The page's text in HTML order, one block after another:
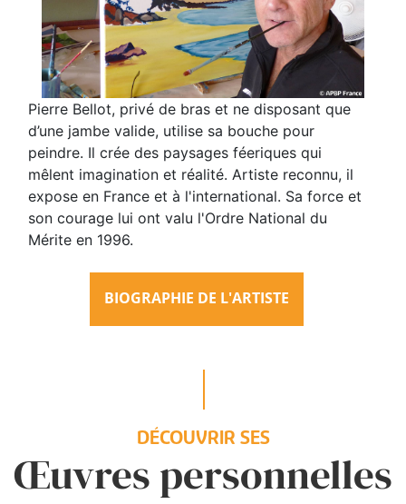
Pierre Bellot, privé de bras et ne disposant que
d’une jambe valide, utilise sa bouche pour
peindre. Il crée des paysages féeriques qui
mêlent imagination et réalité. Artiste reconnu, il
expose en France et à l'international. Sa force et
son courage lui ont valu l'Ordre National du
Mérite en 1996.
BIOGRAPHIE DE L'ARTISTE
DÉCOUVRIR SES
Œuvres personnelles